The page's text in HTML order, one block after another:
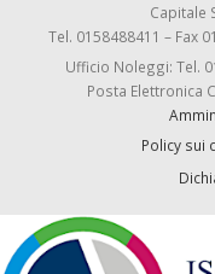
Capitale
Tel. 0158488411 – Fax
Ufficio Noleggi: Tel.
Posta Elettronica
Policy sui